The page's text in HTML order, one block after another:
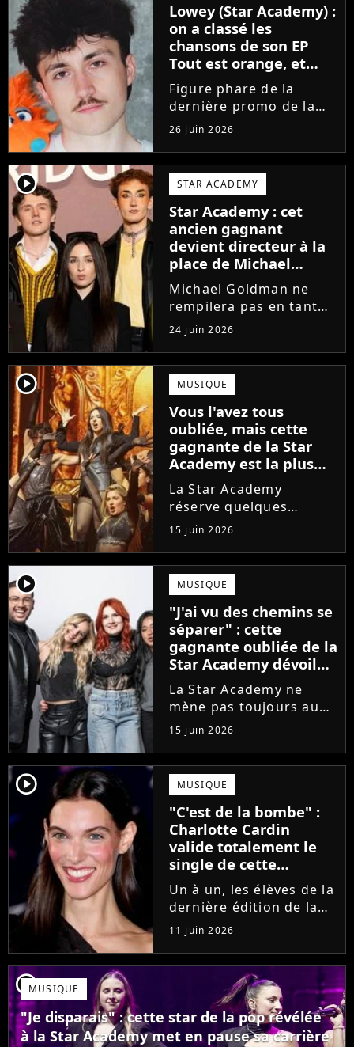
Lowey (Star Academy) :
on a classé les
chansons de son EP
Tout est orange, et
voici la meilleure !
Figure phare de la
dernière promo de la
Star Academy, Léo se
lance enfin. Sous le nom
de scène Lowey, l'artiste
de 25 ans dévoile un
premier EP énergique et
très prometteur
nommé...
26 juin 2026
player2 STAR ACADEMY
Star Academy : cet
ancien gagnant
devient directeur à la
place de Michael
Goldman ? Il donne
enfin sa réponse
Michael Goldman ne
rempilera pas en tant
que directeur de la
prochaine saison de la
Star Academy. Mais qui
prendra sa place ? Alors
que son nom circule,
cet ancien gagnant de
l'émission...
24 juin 2026
player2 MUSIQUE
Vous l'avez tous
oubliée, mais cette
gagnante de la Star
Academy est la plus
écoutée de l'histoire
de l'émission !
La Star Academy
réserve quelques
surprises. Cette
gagnante totalement
oubliée de l'émission
est aujourd'hui plus
écoutée en streaming
que Jenifer et Nolwenn
Leroy !
15 juin 2026
player2 MUSIQUE
"J'ai vu des chemins se
séparer" : cette
gagnante oubliée de la
Star Academy dévoile
l'envers du décor du
métier
La Star Academy ne
mène pas toujours au
succès. Après l'échec de
son premier album,
Anisha Jo, gagnante de
la Star Academy 2022, a
vu beaucoup de portes
se fermer. Sur
Instagram, elle...
15 juin 2026
player2 MUSIQUE
"C'est de la bombe" :
Charlotte Cardin
valide totalement le
single de cette
ancienne élève de la
Star Academy
Un à un, les élèves de la
dernière édition de la
Star Academy se font
une place dans le nid.
Dans le sillage d'Ambre,
c'est au tour de Lily
Campa de présenter
son univers à travers...
11 juin 2026
player2MUSIQUE
"Je disparais" : cette star de la pop révélée
à la Star Academy met en pause sa carrière